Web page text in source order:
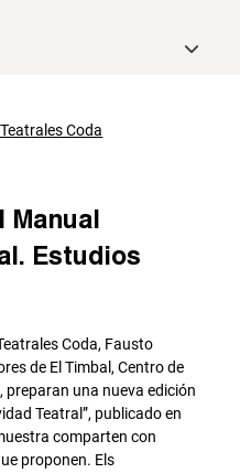
Manual
Estudios
Coda, Fausto
de El Timbal, Centro de
preparan una nueva edición
Teatral”, publicado en
comparten con
proponen. Els